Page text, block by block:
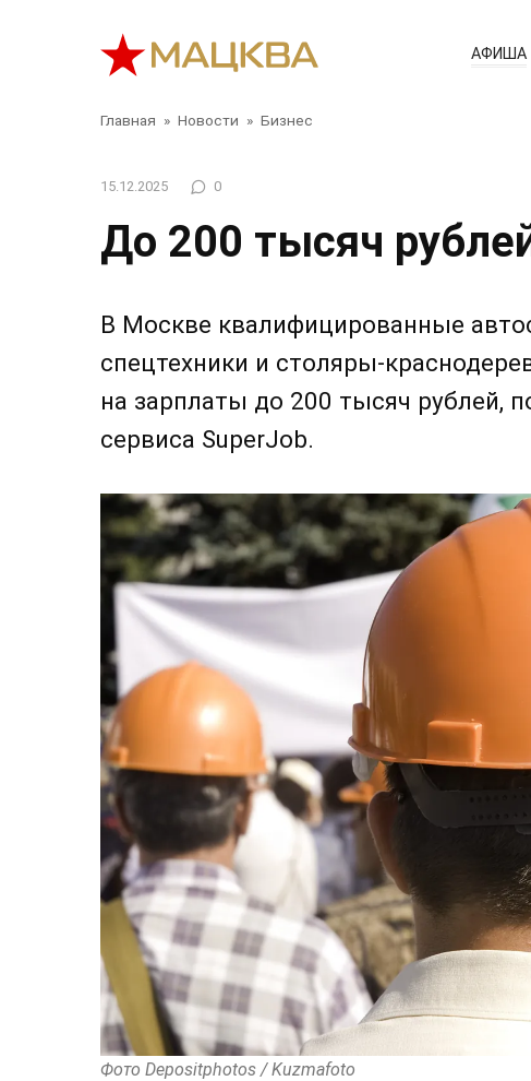
АФИША
Главная » Новости » Бизнес
15.12.2025 0
До 200 тысяч
В Москве квалифицированные
спецтехники и столяры-
на зарплаты до 200 тысяч рублей,
сервиса SuperJob.
Фото Depositphotos / Kuzmafoto